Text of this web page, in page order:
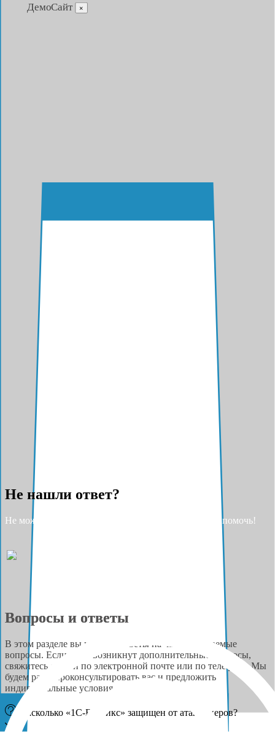
ДемоСайт ×
Не нашли ответ?
Не можете найти ответ на свой вопрос? Разрешите помочь!
Вопросы и ответы
В этом разделе вы найдёте ответы на часто задаваемые
вопросы. Если у вас возникнут дополнительные вопросы,
свяжитесь с нами по электронной почте или по телефону. Мы
будем рады проконсультировать вас и предложить
индивидуальные условия сотрудничества.
Насколько «1С-Битрикс» защищен от атак хакеров?